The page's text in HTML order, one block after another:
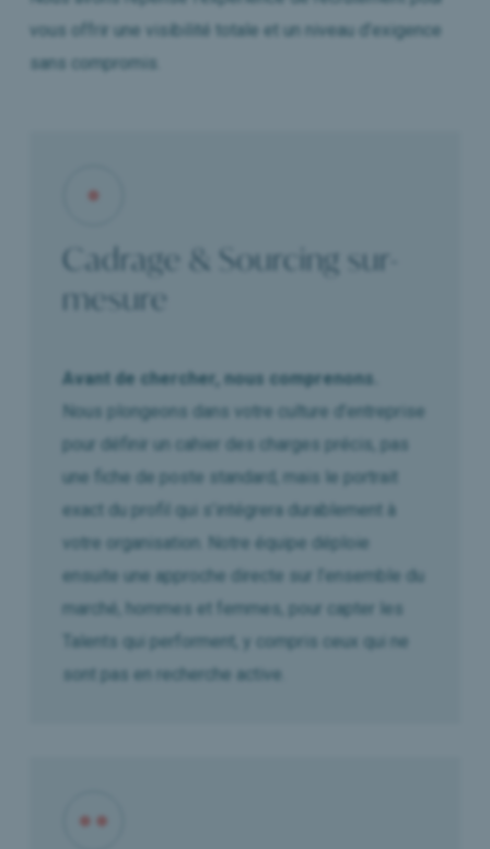
vous offrir une visibilité totale et un niveau d’exigence
sans compromis.
Cadrage & Sourcing sur-
mesure
Avant de chercher, nous comprenons.
Nous plongeons dans votre culture d’entreprise
pour définir un cahier des charges précis, pas
une fiche de poste standard, mais le portrait
exact du profil qui s’intégrera durablement à
votre organisation. Notre équipe déploie
ensuite une approche directe sur l’ensemble du
marché, hommes et femmes, pour capter les
Talents qui performent, y compris ceux qui ne
sont pas en recherche active.